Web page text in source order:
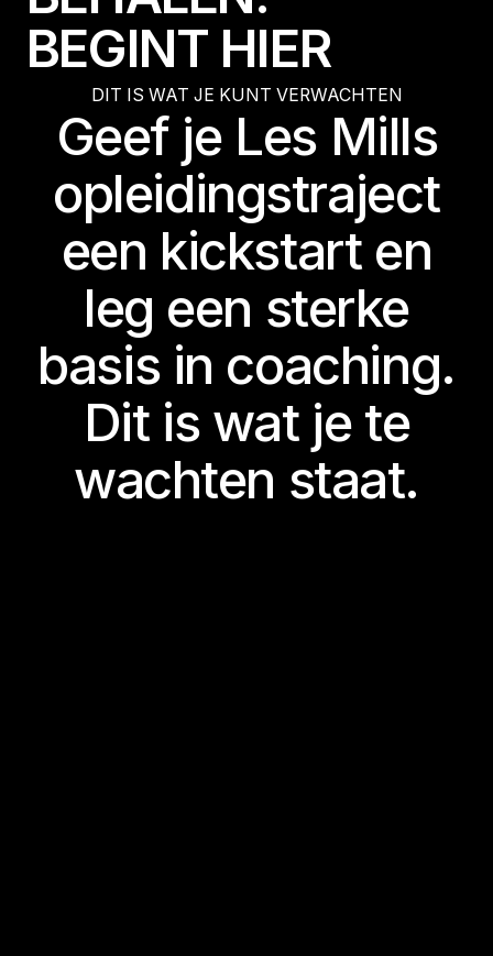
BEGINT HIER
DIT IS WAT JE KUNT VERWACHTEN
Geef je Les Mills
opleidingstraject
een kickstart en
leg een sterke
basis in coaching.
Dit is wat je te
wachten staat.